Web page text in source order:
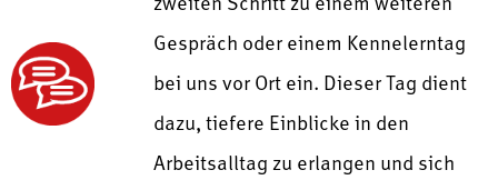
zweiten Schritt zu einem weiteren
Gespräch oder einem Kennelerntag
bei uns vor Ort ein. Dieser Tag dient
dazu, tiefere Einblicke in den
Arbeitsalltag zu erlangen und sich